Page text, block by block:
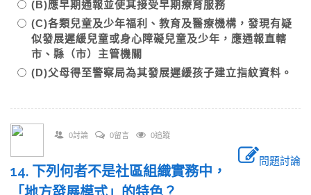
(B)應早期通報並使其接受早期療育服務
(C)各類兒童及少年福利、教育及醫療機構，發現有疑
似發展遲緩兒童或身心障礙兒童及少年，應通報直轄
市、縣（市）主管機關
(D)父母得至警察局為其發展遲緩孩子建立指紋資料。
0討論 0留言 0追蹤
問題討論
14. 下列何者不是社區組織實務中，